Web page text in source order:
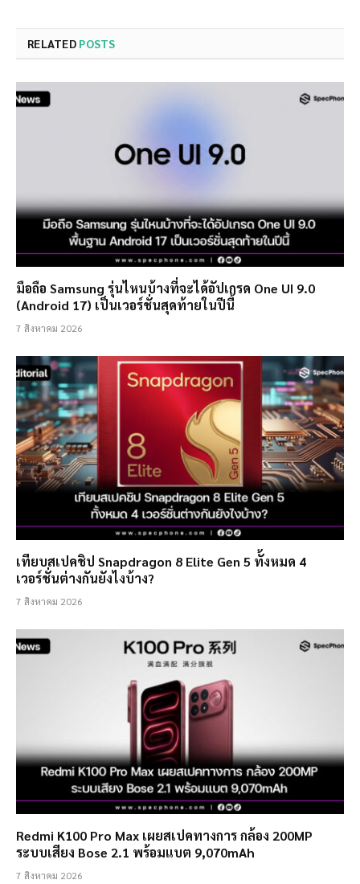
RELATED POSTS
มือถือ Samsung รุ่นไหนบ้างที่จะได้อัปเกรด One UI 9.0
(Android 17) เป็นเวอร์ชั่นสุดท้ายในปีนี้
7 สิงหาคม 2026
เทียบสเปคชิป Snapdragon 8 Elite Gen 5 ทั้งหมด 4
เวอร์ชั่นต่างกันยังไงบ้าง?
7 สิงหาคม 2026
Redmi K100 Pro Max เผยสเปคทางการ กล้อง 200MP
ระบบเสียง Bose 2.1 พร้อมแบต 9,070mAh
7 สิงหาคม 2026